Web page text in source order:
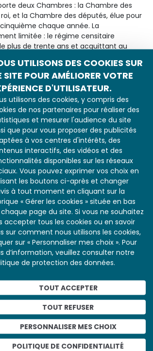
UTILISONS DES COOKIES SUR
SITE POUR AMÉLIORER VOTRE
D'UTILISATEUR.
utilisons des cookies, y compris des
de nos partenaires pour réaliser des
et mesurer l'audience du site
que pour vous proposer des publicités
à vos centres d'intérêts, des
interactifs, des vidéos et des
disponibles sur les réseaux
Vous pouvez exprimer vos choix en
les boutons ci-après et changer
à tout moment en cliquant sur la
« Gérer les cookies » située en bas
page du site. Si vous ne souhaitez
accepter tous les cookies ou en savoir
sur comment nous utilisons les cookies,
sur « Personnaliser mes choix ». Pour
d’information, veuillez consulter notre
de protection des données.
TOUT ACCEPTER
TOUT REFUSER
PERSONNALISER MES CHOIX
POLITIQUE DE CONFIDENTIALITÉ
deux Chambres : la Chambre des
et la Chambre des députés, élue pour
chaque année. La
limitée : le régime censitaire
plus de trente ans et acquittant au
électeurs sur neuf millions d’adultes
parmi les députés élus et ils sont
de constituer une amorce de
constitutionnelle ne sera
Jours.
Restauration Louis-Philippe
suffrage censitaire
Flammarion, 1955.
1989.
coll. « Points Histoire », 2000.
de 1814 et 1830, Paris, Fayard, 1994.
coll. « Que sais-je ? », 1983.
de la Restauration. Naissance de la